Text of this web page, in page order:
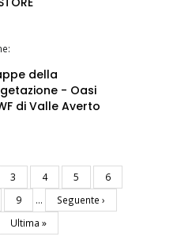
della
- Oasi
di Valle Averto
Pagina
3 Pagina
4 Pagina
5 Pagina
6
Pagina
9 …
Pagina
successiva
Seguente ›
Ultima
pagina
Ultima »